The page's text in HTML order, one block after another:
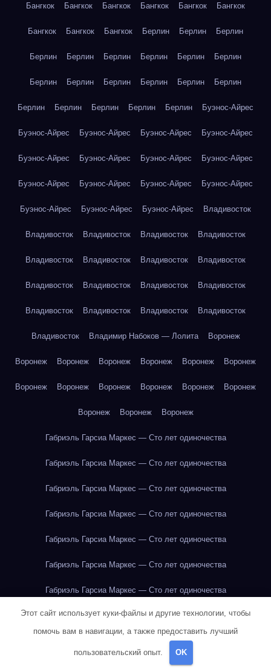
Бангкок Бангкок Бангкок Бангкок Бангкок Бангкок
Бангкок Бангкок Бангкок Берлин Берлин Берлин
Берлин Берлин Берлин Берлин Берлин Берлин
Берлин Берлин Берлин Берлин Берлин Берлин
Берлин Берлин Берлин Берлин Берлин Буэнос-Айрес
Буэнос-Айрес Буэнос-Айрес Буэнос-Айрес Буэнос-Айрес
Буэнос-Айрес Буэнос-Айрес Буэнос-Айрес Буэнос-Айрес
Буэнос-Айрес Буэнос-Айрес Буэнос-Айрес Буэнос-Айрес
Буэнос-Айрес Буэнос-Айрес Буэнос-Айрес Владивосток
Владивосток Владивосток Владивосток Владивосток
Владивосток Владивосток Владивосток Владивосток
Владивосток Владивосток Владивосток Владивосток
Владивосток Владивосток Владивосток Владивосток
Владивосток Владимир Набоков — Лолита Воронеж
Воронеж Воронеж Воронеж Воронеж Воронеж Воронеж
Воронеж Воронеж Воронеж Воронеж Воронеж Воронеж
Воронеж Воронеж Воронеж
Габриэль Гарсиа Маркес — Сто лет одиночества
Габриэль Гарсиа Маркес — Сто лет одиночества
Габриэль Гарсиа Маркес — Сто лет одиночества
Габриэль Гарсиа Маркес — Сто лет одиночества
Габриэль Гарсиа Маркес — Сто лет одиночества
Габриэль Гарсиа Маркес — Сто лет одиночества
Габриэль Гарсиа Маркес — Сто лет одиночества
Габриэль Гарсиа Маркес — Сто лет одиночества
Габриэль Гарсиа Маркес — Сто лет одиночества
Габриэль Гарсиа Маркес — Сто лет одиночества
Этот сайт использует куки-файлы и другие технологии, чтобы
помочь вам в навигации, а также предоставить лучший
пользовательский опыт. OK